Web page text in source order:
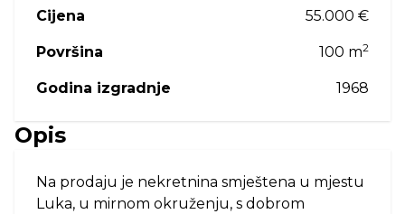
Cijena 55.000 €
Površina 100 m2
Godina izgradnje 1968
Opis
Na prodaju je nekretnina smještena u mjestu
Luka, u mirnom okruženju, s dobrom